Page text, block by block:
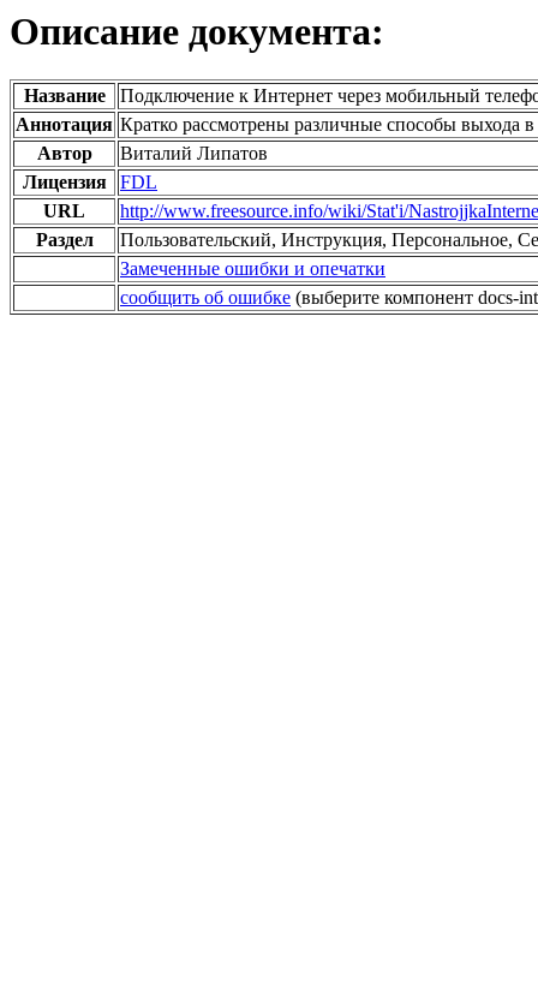
Описание документа:
Название
Подключение к Интернет через мобильный
Аннотация Кратко рассмотрены различные способы выхода
Автор
Виталий Липатов
Лицензия
FDL
URL
http://www.freesource.info/wiki/Stat'i/
Раздел
Пользовательский, Инструкция, Персональное,
Замеченные ошибки и опечатки
сообщить об ошибке (выберите компонент docs-